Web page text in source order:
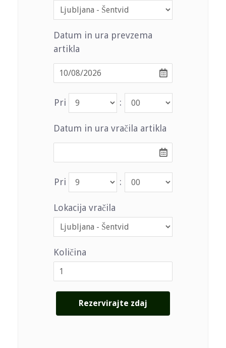
Datum in ura prevzema
artikla
Pri :
Datum in ura vračila artikla
Pri :
Lokacija vračila
Količina